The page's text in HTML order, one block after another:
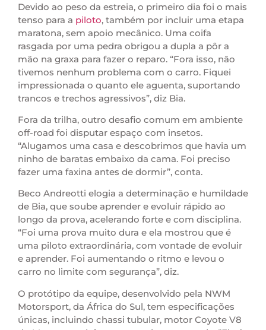
Devido ao peso da estreia, o primeiro dia foi o mais
tenso para a piloto, também por incluir uma etapa
maratona, sem apoio mecânico. Uma coifa
rasgada por uma pedra obrigou a dupla a pôr a
mão na graxa para fazer o reparo. “Fora isso, não
tivemos nenhum problema com o carro. Fiquei
impressionada o quanto ele aguenta, suportando
trancos e trechos agressivos”, diz Bia.
Fora da trilha, outro desafio comum em ambiente
off-road foi disputar espaço com insetos.
“Alugamos uma casa e descobrimos que havia um
ninho de baratas embaixo da cama. Foi preciso
fazer uma faxina antes de dormir”, conta.
Beco Andreotti elogia a determinação e humildade
de Bia, que soube aprender e evoluir rápido ao
longo da prova, acelerando forte e com disciplina.
“Foi uma prova muito dura e ela mostrou que é
uma piloto extraordinária, com vontade de evoluir
e aprender. Foi aumentando o ritmo e levou o
carro no limite com segurança”, diz.
O protótipo da equipe, desenvolvido pela NWM
Motorsport, da África do Sul, tem especificações
únicas, incluindo chassi tubular, motor Coyote V8